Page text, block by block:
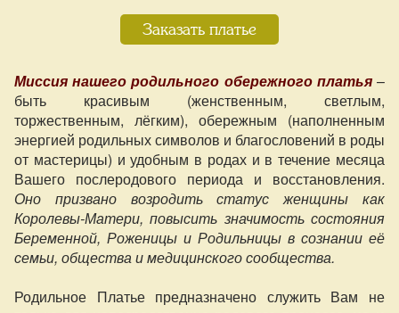
Заказать платье
Миссия нашего родильного обережного платья–
быть красивым (женственным, светлым,
торжественным, лёгким), обережным (наполненным
энергией родильных символов и благословений в роды
от мастерицы) и удобным в родах и в течение месяца
Вашего послеродового периода и восстановления.
Оно призвано возродить статус женщины как
Королевы-Матери, повысить значимость состояния
Беременной, Роженицы и Родильницы в сознании её
семьи, общества и медицинского сообщества.
Родильное Платье предназначено служить Вам не